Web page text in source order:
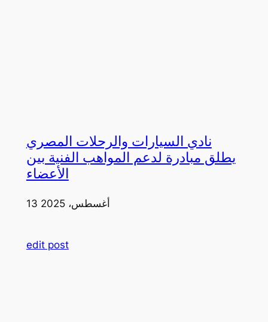
نادي السيارات والرحلات المصري
يطلق مبادرة لدعم المواهب الفنية بين
الأعضاء
13 أغسطس، 2025
edit post